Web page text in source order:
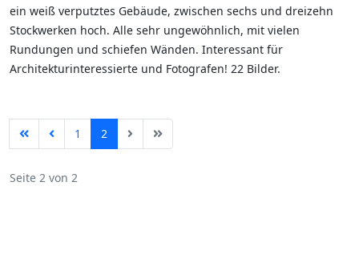
ein weiß verputztes Gebäude, zwischen sechs und dreizehn
Stockwerken hoch. Alle sehr ungewöhnlich, mit vielen
Rundungen und schiefen Wänden. Interessant für
Architekturinteressierte und Fotografen! 22 Bilder.
1 2
Seite 2 von 2